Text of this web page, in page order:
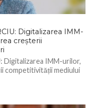
Digitalizarea IMM-
creșterii
Digitalizarea IMM-urilor,
competitivității mediului